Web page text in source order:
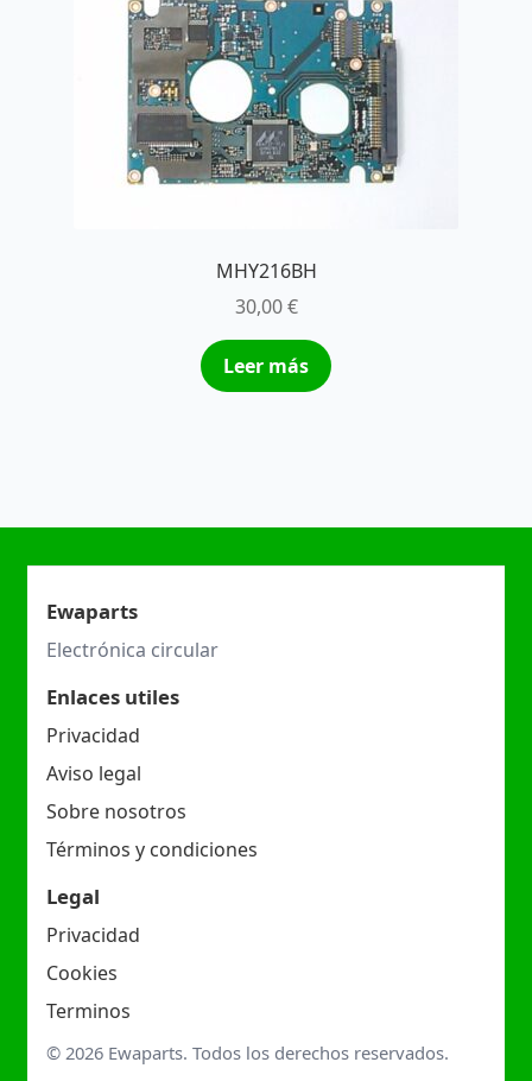
MHY216BH
30,00€
Leer más
Ewaparts
Electrónica circular
Enlaces utiles
Privacidad
Aviso legal
Sobre nosotros
Términos y condiciones
Legal
Privacidad
Cookies
Terminos
© 2026 Ewaparts. Todos los derechos reservados.